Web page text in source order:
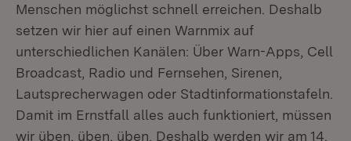
Menschen möglichst schnell erreichen. Deshalb
setzen wir hier auf einen Warnmix auf
unterschiedlichen Kanälen: Über Warn-Apps, Cell
Broadcast, Radio und Fernsehen, Sirenen,
Lautsprecherwagen oder Stadtinformationstafeln.
Damit im Ernstfall alles auch funktioniert, müssen
wir üben, üben, üben. Deshalb werden wir am 14.